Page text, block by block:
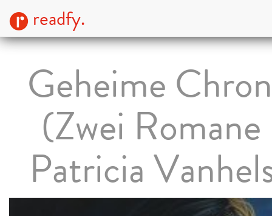
readfy.
Geheime
(Zwei
Patricia